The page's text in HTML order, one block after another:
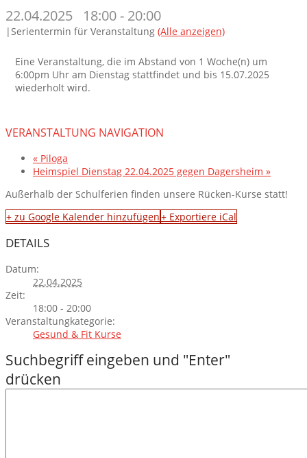
22.04.2025 18:00 - 20:00
|Serientermin für Veranstaltung (Alle anzeigen)
Eine Veranstaltung, die im Abstand von 1 Woche(n) um
6:00pm Uhr am Dienstag stattfindet und bis 15.07.2025
wiederholt wird.
VERANSTALTUNG NAVIGATION
« Piloga
Heimspiel Dienstag 22.04.2025 gegen Dagersheim »
Außerhalb der Schulferien finden unsere Rücken-Kurse statt!
+ zu Google Kalender hinzufügen+ Exportiere iCal
DETAILS
Datum:
22.04.2025
Zeit:
18:00 - 20:00
Veranstaltungkategorie:
Gesund & Fit Kurse